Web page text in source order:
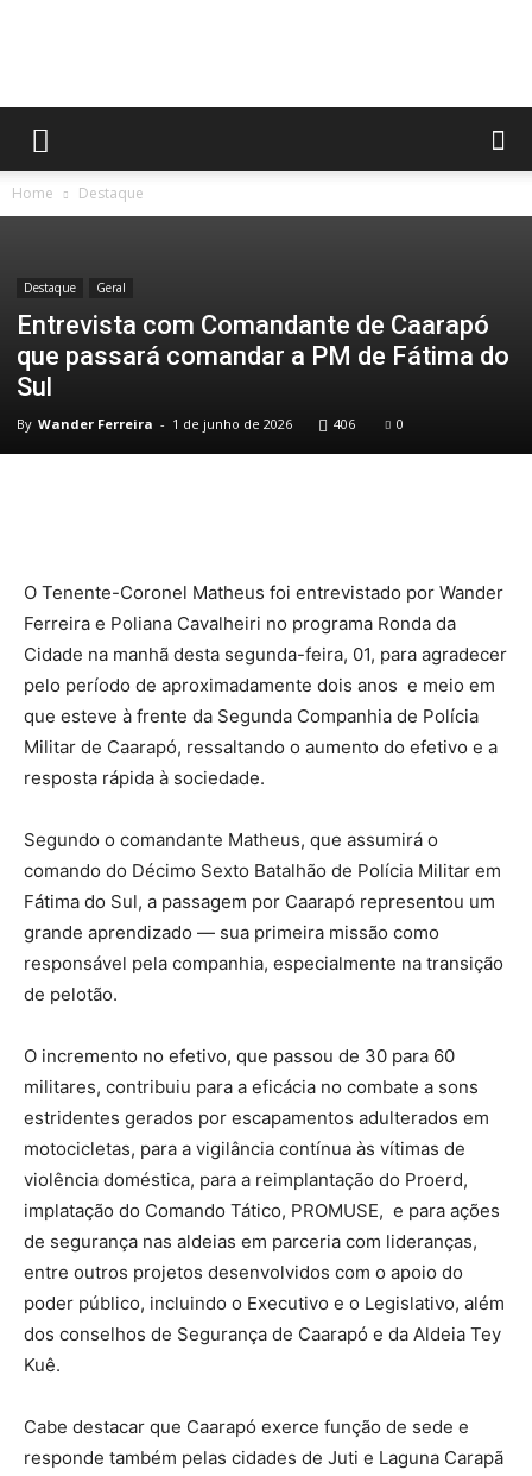
No
Olhar
MS
Home Destaque
Destaque Geral
Entrevista com Comandante de Caarapó
que passará comandar a PM de Fátima do
Sul
By Wander Ferreira - 1 de junho de 2026 406 0
O Tenente-Coronel Matheus foi entrevistado por Wander
Ferreira e Poliana Cavalheiri no programa Ronda da
Cidade na manhã desta segunda-feira, 01, para agradecer
pelo período de aproximadamente dois anos e meio em
que esteve à frente da Segunda Companhia de Polícia
Militar de Caarapó, ressaltando o aumento do efetivo e a
resposta rápida à sociedade.
Segundo o comandante Matheus, que assumirá o
comando do Décimo Sexto Batalhão de Polícia Militar em
Fátima do Sul, a passagem por Caarapó representou um
grande aprendizado — sua primeira missão como
responsável pela companhia, especialmente na transição
de pelotão.
O incremento no efetivo, que passou de 30 para 60
militares, contribuiu para a eficácia no combate a sons
estridentes gerados por escapamentos adulterados em
motocicletas, para a vigilância contínua às vítimas de
violência doméstica, para a reimplantação do Proerd,
implatação do Comando Tático, PROMUSE, e para ações
de segurança nas aldeias em parceria com lideranças,
entre outros projetos desenvolvidos com o apoio do
poder público, incluindo o Executivo e o Legislativo, além
dos conselhos de Segurança de Caarapó e da Aldeia Tey
Kuê.
Cabe destacar que Caarapó exerce função de sede e
responde também pelas cidades de Juti e Laguna Carapã